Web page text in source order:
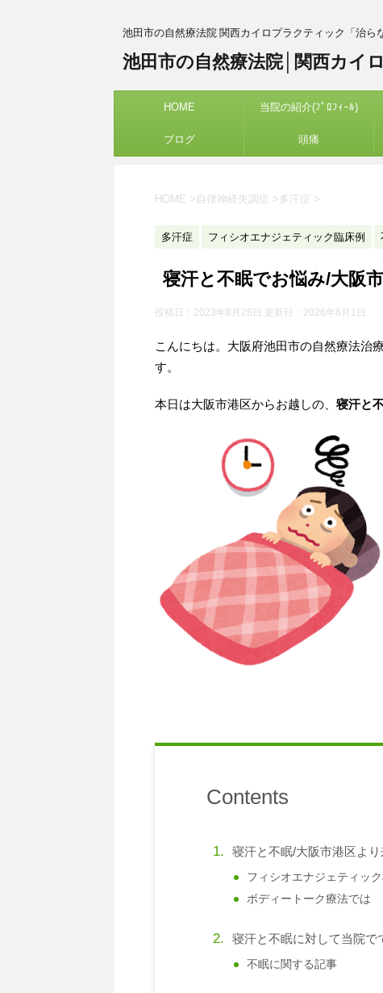
池田市の自然療法院 関西カイロプラクティック「治ら
池田市の自然療法院│関西カイ
HOME 当院の紹介(ﾌﾟﾛﾌｨｰﾙ)
ブログ 頭痛
HOME > 自律神経失調症 > 多汗症 >
多汗症 フィシオエナジェティック臨床例
寝汗と不眠でお悩み/大阪
投稿日：2023年8月28日 更新日： 2026年6月1日
こんにちは。大阪府池田市の自然療法治
す。
本日は大阪市港区からお越しの、 寝汗と
Contents
寝汗と不眠/大阪市港区より
フィシオエナジェティッ
ボディートーク療法では
寝汗と不眠に対して当院で
不眠に関する記事